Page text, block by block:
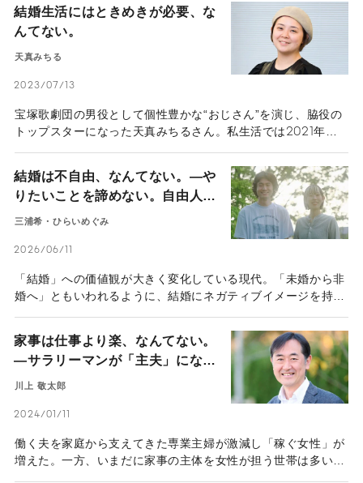
結婚生活にはときめきが必要、な
んてない。
天真みちる
2023/07/13
宝塚歌劇団の男役として個性豊かな“おじさん”を演じ、脇役の
トップスターになった天真みちるさん。私生活では2021年に
ート。“結婚の常識”に縛られない、ユニークな夫婦関係につい
て話を聞いた。
結婚は不自由、なんてない。—や
りたいことを諦めない。自由人で
いたい二人が「夫婦」を選んだ理
三浦希・ひらいめぐみ
2026/06/11
「結婚」への価値観が大きく変化している現代。「未婚から非
婚へ」ともいわれるように、結婚にネガティブイメージを持
なか、作家・ひらいめぐみさんとライター・編集者・モデルの
三浦希さんの夫婦生活は、自然体でポジティブな雰囲気にあふ
れている。彼・彼女が思う「結婚の幸せ」とは？
家事は仕事より楽、なんてない。
―サラリーマンが「主夫」になっ
て気付いた、ゴールなきマラソン
川上 敬太郎
2024/01/11
働く夫を家庭から支えてきた専業主婦が激減し「稼ぐ女性」が
増えた。一方、いまだに家事の主体を女性が担う世帯は多いの